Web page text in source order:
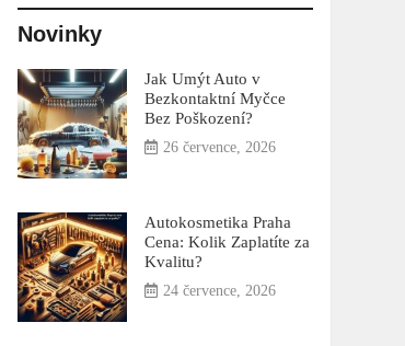
Novinky
Jak Umýt Auto v
Bezkontaktní Myčce
Bez Poškození?
26 července, 2026
Autokosmetika Praha
Cena: Kolik Zaplatíte za
Kvalitu?
24 července, 2026